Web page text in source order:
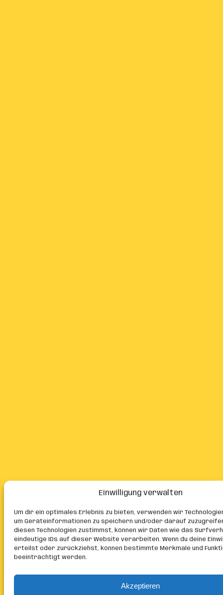
Einwilligung verwalten
Um dir ein optimales Erlebnis zu bieten, verwenden wir
um Geräteinformationen zu speichern und/oder darauf
diesen Technologien zustimmst, können wir Daten wie das
eindeutige IDs auf dieser Website verarbeiten. Wenn du deine
erteilst oder zurückziehst, können bestimmte Merkmale und
beeinträchtigt werden.
Akzeptieren